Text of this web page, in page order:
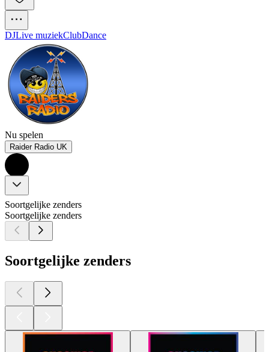
DJLive muziekClubDance
Nu spelen
Raider Radio UK
Soortgelijke zenders
Soortgelijke zenders
Soortgelijke zenders